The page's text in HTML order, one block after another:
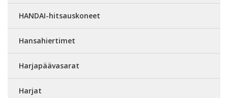
HANDAI-hitsauskoneet
Hansahiertimet
Harjapäävasarat
Harjat